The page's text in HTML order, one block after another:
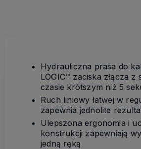
Hydrauliczna prasa do
LOGIC™ zaciska złącza z
czasie krótszym niż 5
Ruch liniowy łatwej w
zapewnia jednolite
Ulepszona ergonomia i
konstrukcji zapewniają
jedną ręką